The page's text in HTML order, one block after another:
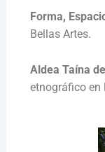
Forma,
Bellas Artes.
Aldea Taína
etnográfico en